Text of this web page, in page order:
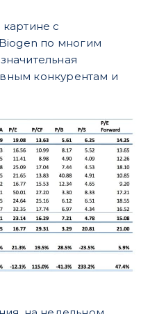
с
по многим
конкурентам и